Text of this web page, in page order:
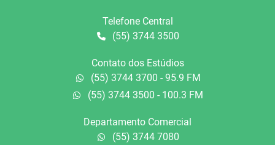
Telefone Central
(55) 3744 3500
Contato dos Estúdios
(55) 3744 3700 - 95.9 FM
(55) 3744 3500 - 100.3 FM
Departamento Comercial
(55) 3744 7080